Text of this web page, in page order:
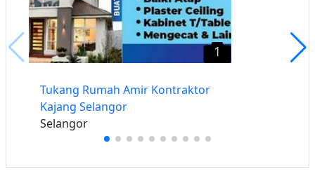
1
Tukang Rumah Amir Kontraktor
Kajang Selangor
Selangor